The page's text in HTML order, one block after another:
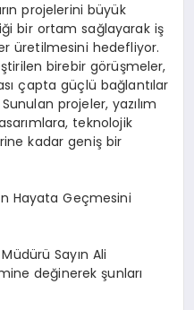
projelerini büyük
bir ortam sağlayarak iş
üretilmesini hedefliyor.
birebir görüşmeler,
çapta güçlü bağlantılar
projeler, yazılım
teknolojik
kadar geniş bir
Hayata Geçmesini
Sayın Ali
değinerek şunları